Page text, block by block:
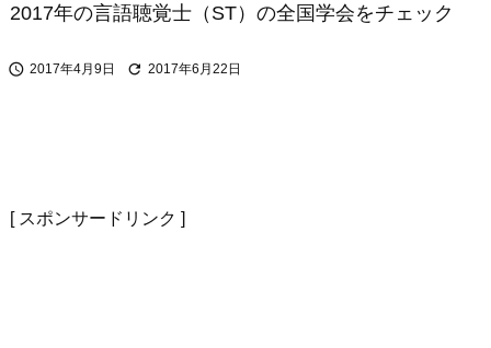
2017年の言語聴覚士（ST）の全国学会をチェック
 2017年4月9日  2017年6月22日
[ スポンサードリンク ]